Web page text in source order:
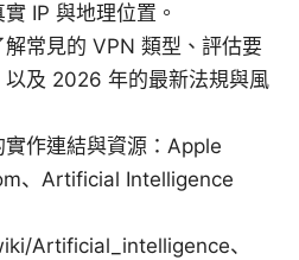
IP 與地理位置。
常見的 VPN 類型、評估要
以及 2026 年的最新法規與風
作連結與資源：Apple
、Artificial Intelligence
Artificial_intelligence、